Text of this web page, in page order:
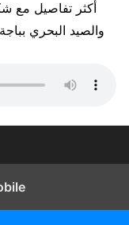
أكثر تفاصيل مع
والصيد البحري